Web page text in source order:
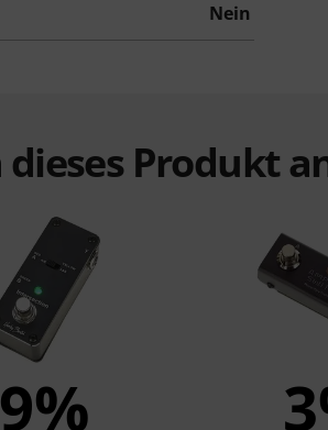
Nein
Produkt
9%